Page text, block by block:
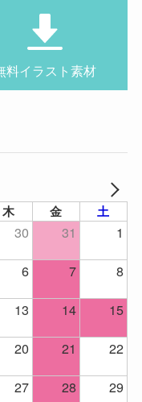
料イラスト素材
木 金 土
30 31
1
6 7 8
13 14
15
20 21
22
27 28
29